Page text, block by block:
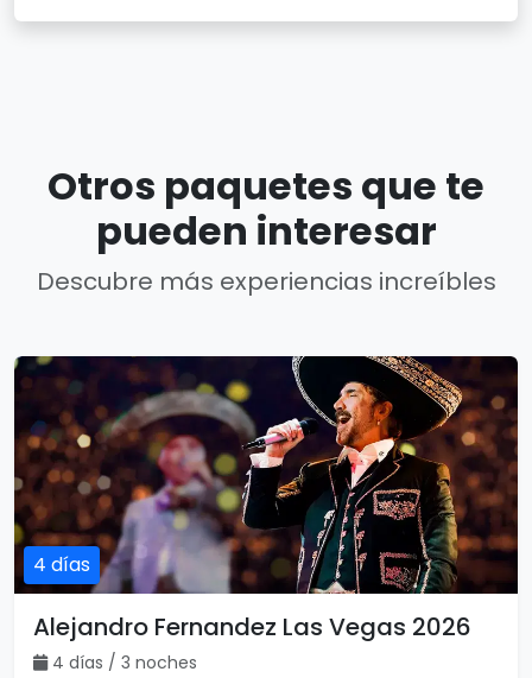
Otros paquetes que te
pueden interesar
Descubre más experiencias increíbles
4 días
Alejandro Fernandez Las Vegas 2026
4 días / 3 noches